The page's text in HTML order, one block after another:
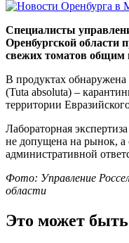
Специалисты
Оренбургской области
свежих томатов общим
В продуктах
(Tuta absoluta) –
территории
Лабораторная
не допущена на рынок, а
административной
Фото: Управление
области
Это может